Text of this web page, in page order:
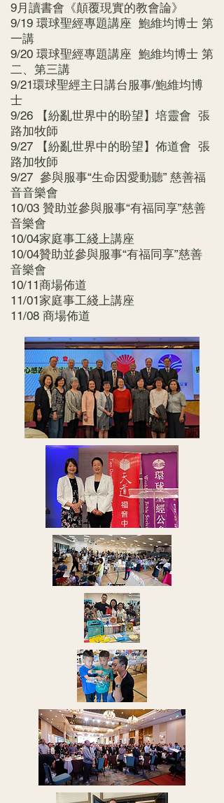
9月讀書會《顛覆現實的教會論》
9/19 環球聖經專題講座 鮑維均博士 第
一講
9/20 環球聖經專題講座 鮑維均博士 第
二、第三講
9/21環球聖經主日講台服事/鮑維均博
士
9/26 【紛亂世界中的盼望】培靈會 張
路加牧師
9/27 【紛亂世界中的盼望】佈道會 張
路加牧師
9/27 參與服事“生命因愛動聽” 慈善福
音音樂會
10/03 贊助並參與服事“有福同享”慈善
音樂會
10/04家庭事工綫上講座
10/04贊助並參與服事“有福同享”慈善
音樂會
10/11商場佈道
11/01家庭事工綫上講座
11/08 商場佈道